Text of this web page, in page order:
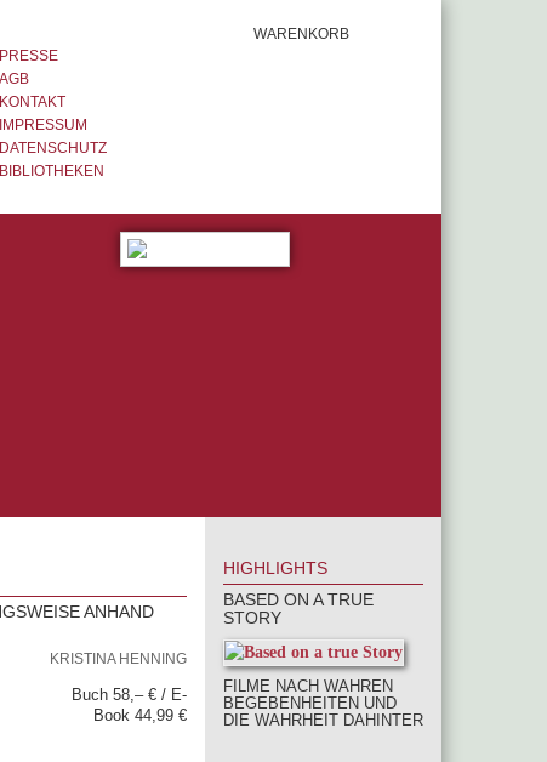
PRESSE
AGB
KONTAKT
IMPRESSUM
DATENSCHUTZ
BIBLIOTHEKEN
WARENKORB
ANHAND
KRISTINA HENNING
Buch 58,– € / E-
Book 44,99 €
HIGHLIGHTS
BASED ON A TRUE
STORY
FILME NACH WAHREN
BEGEBENHEITEN UND
DIE WAHRHEIT DAHINTER